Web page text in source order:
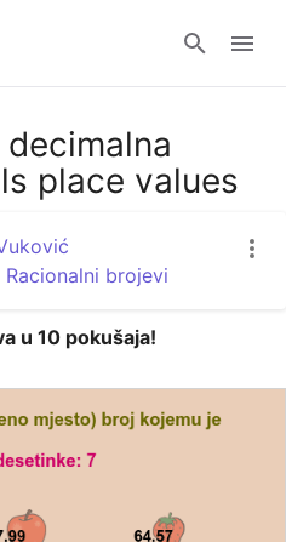
place values
Racionalni brojevi
u 10 pokušaja!